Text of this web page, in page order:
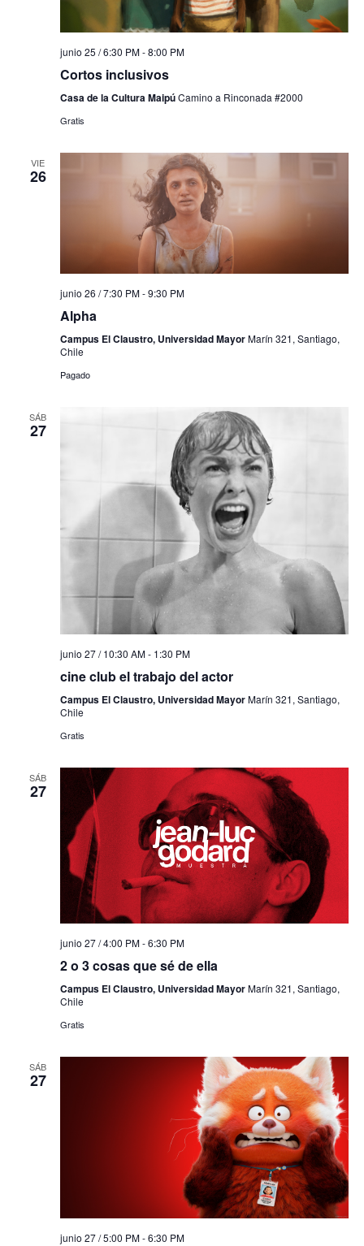
junio 25 / 6:30 PM-8:00 PM
Cortos inclusivos
Casa de la Cultura MaipúCamino a Rinconada #2000
Gratis
VIE
26
junio 26 / 7:30 PM-9:30 PM
Alpha
Campus El Claustro, Universidad MayorMarín 321, Santiago,
Chile
Pagado
SÁB
27
junio 27 / 10:30 AM- 1:30 PM
cine club el trabajo del actor
Campus El Claustro, Universidad MayorMarín 321, Santiago,
Chile
Gratis
SÁB
27
junio 27 / 4:00 PM-6:30 PM
2 o 3 cosas que sé de ella
Campus El Claustro, Universidad MayorMarín 321, Santiago,
Chile
Gratis
SÁB
27
junio 27 / 5:00 PM-6:30 PM